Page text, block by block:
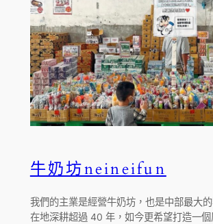
牛奶坊neineifun
我們的主業是經營牛奶坊，也是中部最大
在地深耕超過 40 年，如今更希望打造一